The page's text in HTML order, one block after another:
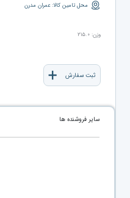
محل تامین کالا: عمران مدرن
وزن: ۲۱۵.۰
ثبت سفارش
سایر فروشنده ها